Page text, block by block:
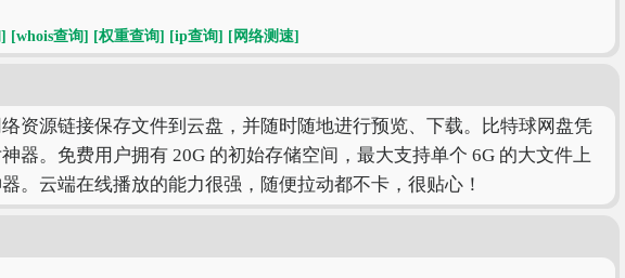
[whois查询] [权重查询] [ip查询] [网络测速]
资源链接保存文件到云盘，并随时随地进行预览、下载。比特球网盘凭
器。免费用户拥有 20G 的初始存储空间，最大支持单个 6G 的大文件上
。云端在线播放的能力很强，随便拉动都不卡，很贴心！